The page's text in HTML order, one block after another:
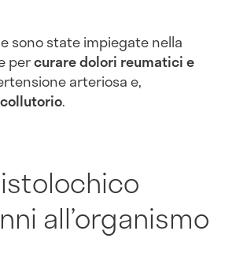
sono state impiegate nella
percurare dolori reumatici e
arteriosa e,
collutorio.
all’organismo